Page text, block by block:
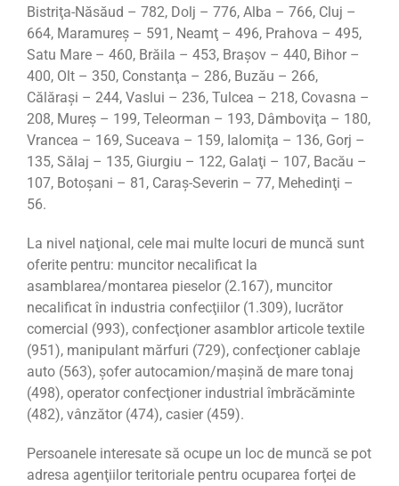
Bistriţa-Năsăud – 782, Dolj – 776, Alba – 766, Cluj –
664, Maramureş – 591, Neamţ – 496, Prahova – 495,
Satu Mare – 460, Brăila – 453, Braşov – 440, Bihor –
400, Olt – 350, Constanţa – 286, Buzău – 266,
Călăraşi – 244, Vaslui – 236, Tulcea – 218, Covasna –
208, Mureş – 199, Teleorman – 193, Dâmboviţa – 180,
Vrancea – 169, Suceava – 159, Ialomiţa – 136, Gorj –
135, Sălaj – 135, Giurgiu – 122, Galaţi – 107, Bacău –
107, Botoşani – 81, Caraş-Severin – 77, Mehedinţi –
56.
La nivel naţional, cele mai multe locuri de muncă sunt
oferite pentru: muncitor necalificat la
asamblarea/montarea pieselor (2.167), muncitor
necalificat în industria confecţiilor (1.309), lucrător
comercial (993), confecţioner asamblor articole textile
(951), manipulant mărfuri (729), confecţioner cablaje
auto (563), şofer autocamion/maşină de mare tonaj
(498), operator confecţioner industrial îmbrăcăminte
(482), vânzător (474), casier (459).
Persoanele interesate să ocupe un loc de muncă se pot
adresa agenţiilor teritoriale pentru ocuparea forţei de